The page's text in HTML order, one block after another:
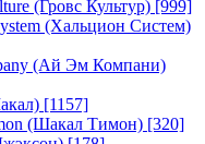
(Гровс Культур) [999]
(Хальцион Систем)
(Ай Эм Компани)
[1157]
(Шакал Тимон) [320]